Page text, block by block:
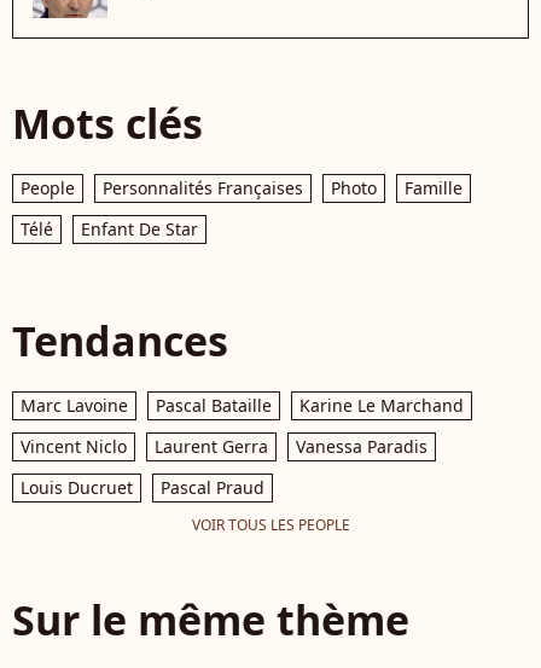
Mots clés
People Personnalités Françaises Photo
Famille
Télé
Enfant De Star
Tendances
Marc Lavoine Pascal Bataille
Karine Le Marchand
Vincent Niclo
Laurent Gerra
Vanessa Paradis
Louis Ducruet
Pascal Praud
VOIR TOUS LES PEOPLE
Sur le même thème